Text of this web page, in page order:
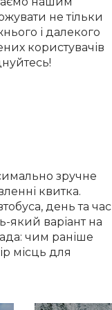
не тільки
і далекого
користувачів
зручне
квитка.
день та час
який варіант на
чим раніше
місць для